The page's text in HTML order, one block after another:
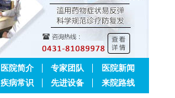
医院简介 专家团队
医院新闻
疾病常识 先进设备 来院路线